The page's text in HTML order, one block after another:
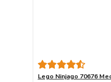
Lego Ninjago 70676